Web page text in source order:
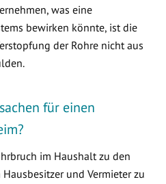
was eine
bewirken könnte, ist die
der Rohre nicht aus
für einen
im Haushalt zu den
und Vermieter zu